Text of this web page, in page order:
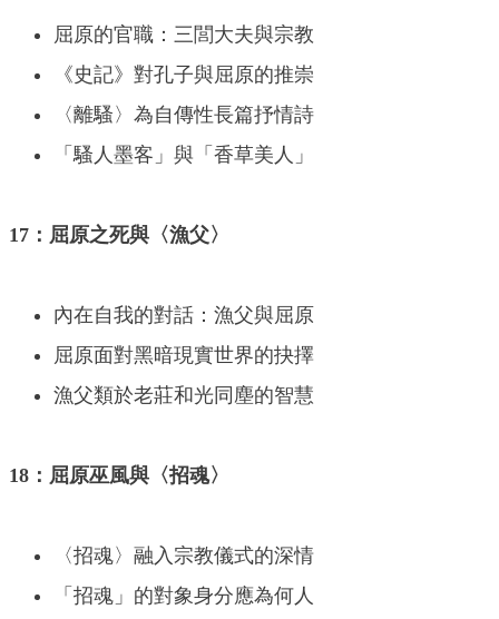
屈原的官職：三閭大夫與宗教
《史記》對孔子與屈原的推崇
〈離騷〉為自傳性長篇抒情詩
「騷人墨客」與「香草美人」
17：屈原之死與〈漁父〉
內在自我的對話：漁父與屈原
屈原面對黑暗現實世界的抉擇
漁父類於老莊和光同塵的智慧
18：屈原巫風與〈招魂〉
〈招魂〉融入宗教儀式的深情
「招魂」的對象身分應為何人